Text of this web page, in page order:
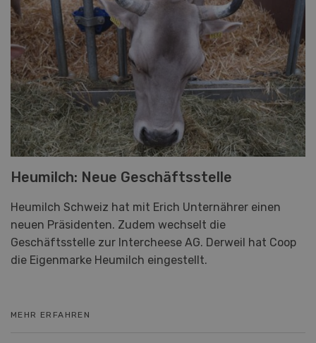
Heumilch: Neue Geschäftsstelle
Heumilch Schweiz hat mit Erich Unternährer einen
neuen Präsidenten. Zudem wechselt die
Geschäftsstelle zur Intercheese AG. Derweil hat Coop
die Eigenmarke Heumilch eingestellt.
MEHR ERFAHREN